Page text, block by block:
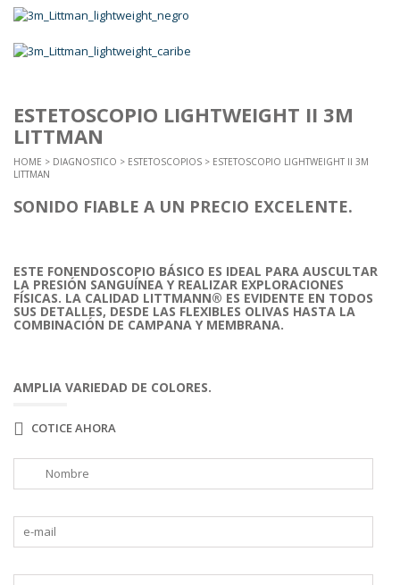
ESTETOSCOPIO LIGHTWEIGHT II 3M
LITTMAN
HOME > DIAGNOSTICO > ESTETOSCOPIOS > ESTETOSCOPIO LIGHTWEIGHT II 3M
LITTMAN
SONIDO FIABLE A UN PRECIO EXCELENTE.
ESTE FONENDOSCOPIO BÁSICO ES IDEAL PARA AUSCULTAR
LA PRESIÓN SANGUÍNEA Y REALIZAR EXPLORACIONES
FÍSICAS. LA CALIDAD LITTMANN® ES EVIDENTE EN TODOS
SUS DETALLES, DESDE LAS FLEXIBLES OLIVAS HASTA LA
COMBINACIÓN DE CAMPANA Y MEMBRANA.
AMPLIA VARIEDAD DE COLORES.
COTICE AHORA